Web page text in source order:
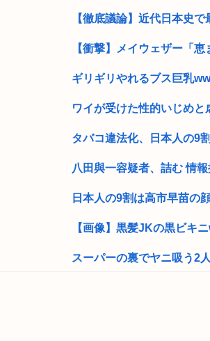
【徹底議論】近代日本史
【衝撃】メイウェザー「
ギリギリやれるブス巨乳
ワイが受けた性的いじめ
タバコ違法化、日本人の9
八田與一容疑者、詰む 情
日本人の9割は高市早苗の
【画像】黒髪JKの黒ビキ
スーパーの裏でヤニ吸う2
ひろゆき氏の妻・西村ゆ